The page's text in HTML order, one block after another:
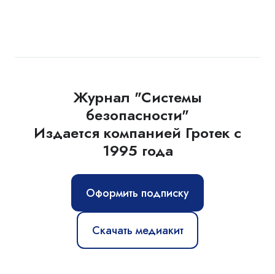
Журнал "Системы
безопасности"
Издается компанией Гротек с
1995 года
Оформить подписку
Скачать медиакит